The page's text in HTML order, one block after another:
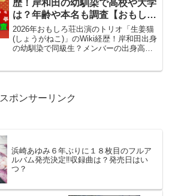
歴！岸和田の幼馴染で高校や大学
は？年齢や本名も調査【おもしろ
荘出演】
2026年おもしろ荘出演のトリオ「生姜猫
(しょうがねこ)」のWiki経歴！岸和田出身
の幼馴染で同級生？メンバーの出身高校
スポンサーリンク
浜崎あゆみ６年ぶりに１８枚目のフルア
ルバム発売決定‼︎収録曲は？発売日はい
つ？